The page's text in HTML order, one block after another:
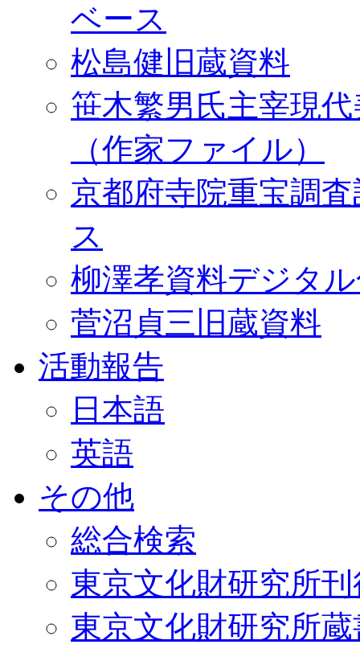
ベース
松島健旧蔵資料
笹木繁男氏主宰現
（作家ファイル）
京都府寺院重宝調
ス
柳澤孝資料デジタ
菅沼貞三旧蔵資料
活動報告
日本語
英語
その他
総合検索
東京文化財研究所
東京文化財研究所